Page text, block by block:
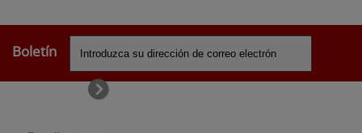
Boletín